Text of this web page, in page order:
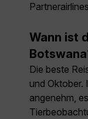
Wann ist
Die beste
und Oktober.
angenehm,